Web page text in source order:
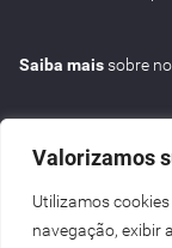
Valorizamos
Utilizamos
navegação, exibir
Saiba maissobre